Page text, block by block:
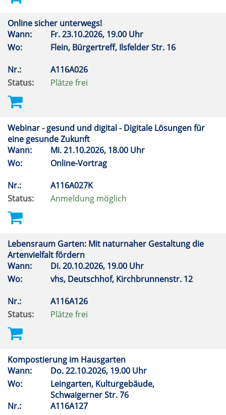
Online sicher unterwegs!
Wann:
Fr.23.10.2026, 19.00 Uhr
Wo:
Flein, Bürgertreff, Ilsfelder Str. 16
Nr.:
A116A026
Status:
Plätze frei
Webinar - gesund und digital - Digitale Lösungen für
eine gesunde Zukunft
Wann:
Mi.21.10.2026, 18.00 Uhr
Wo:
Online-Vortrag
Nr.:
A116A027K
Status:
Anmeldung möglich
Lebensraum Garten: Mit naturnaher Gestaltung die
Artenvielfalt fördern
Wann:
Di.20.10.2026, 19.00 Uhr
Wo:
vhs, Deutschhof, Kirchbrunnenstr. 12
Nr.:
A116A126
Status:
Plätze frei
Kompostierung im Hausgarten
Wann:
Do.22.10.2026, 19.00 Uhr
Wo:
Leingarten, Kulturgebäude,
Schwaigerner Str. 76
Nr.:
A116A127